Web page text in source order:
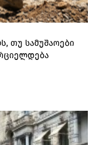
თუ სამუშაოები